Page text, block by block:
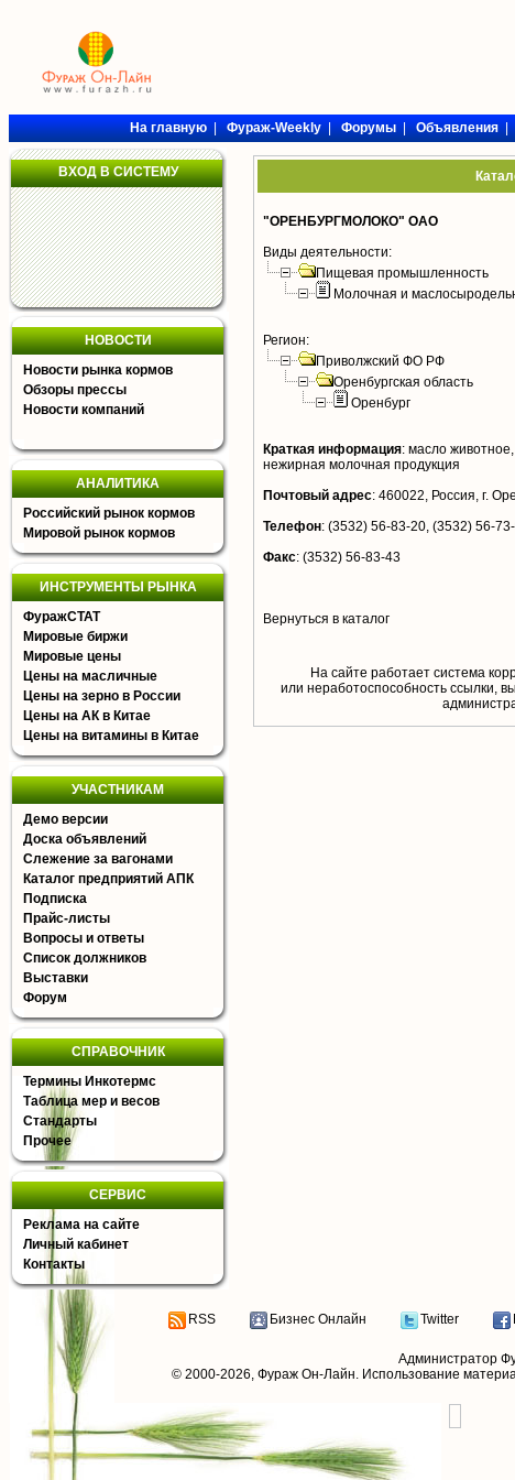
На главную|Фураж-Weekly|Форумы|Объявления
ВХОД В СИСТЕМУ
НОВОСТИ
Новости рынка кормов
Обзоры прессы
Новости компаний
АНАЛИТИКА
Российский рынок кормов
Мировой рынок кормов
ИНСТРУМЕНТЫ РЫНКА
ФуражСТАТ
Мировые биржи
Мировые цены
Цены на масличные
Цены на зерно в России
Цены на АК в Китае
Цены на витамины в Китае
УЧАСТНИКАМ
Демо версии
Доска объявлений
Слежение за вагонами
Каталог предприятий АПК
Подписка
Прайс-листы
Вопросы и ответы
Список должников
Выставки
Форум
СПРАВОЧНИК
Термины Инкотермс
Таблица мер и весов
Стандарты
Прочее
СЕРВИС
Реклама на сайте
Личный кабинет
Контакты
"ОРЕНБУРГМОЛОКО" ОАО
Виды деятельности:
Пищевая промышленность
Молочная и
Регион:
Приволжский ФО РФ
Оренбургская область
Оренбург
Краткая информация: масло
нежирная молочная продукция
Почтовый адрес: 460022, Россия, г.
Телефон: (3532) 56-83-20, (3532) 56-
Факс: (3532) 56-83-43
Вернуться в каталог
На сайте работает система
или неработоспособность ссылки,
RSS Бизнес Онлайн Twitter
Администратор
© 2000-2026, Фураж Он-Лайн. Использование